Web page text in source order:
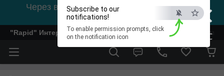
×
ESC
Subscribe to our
notifications!
To enable permission prompts, click
on the notification icon
Через відсутність світла, зв'язок на viber
0978002056
"Rapid" Интернет-магазин деревообрабатывающего